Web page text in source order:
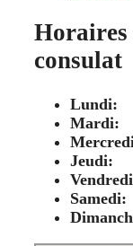
consulat
Lundi:
Mardi:
Jeudi:
Samedi: